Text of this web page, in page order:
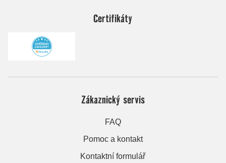
Certifikáty
Zákaznický servis
FAQ
Pomoc a kontakt
Kontaktní formulář